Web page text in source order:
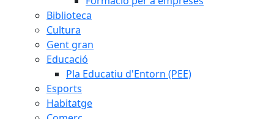
Biblioteca
Cultura
Gent gran
Educació
Pla Educatiu d'Entorn (PEE)
Esports
Habitatge